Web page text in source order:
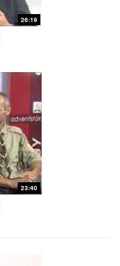
26:19
23:40